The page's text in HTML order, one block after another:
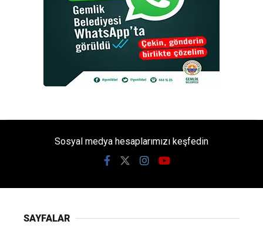
Sosyal medya hesaplarımızı keşfedin
SAYFALAR